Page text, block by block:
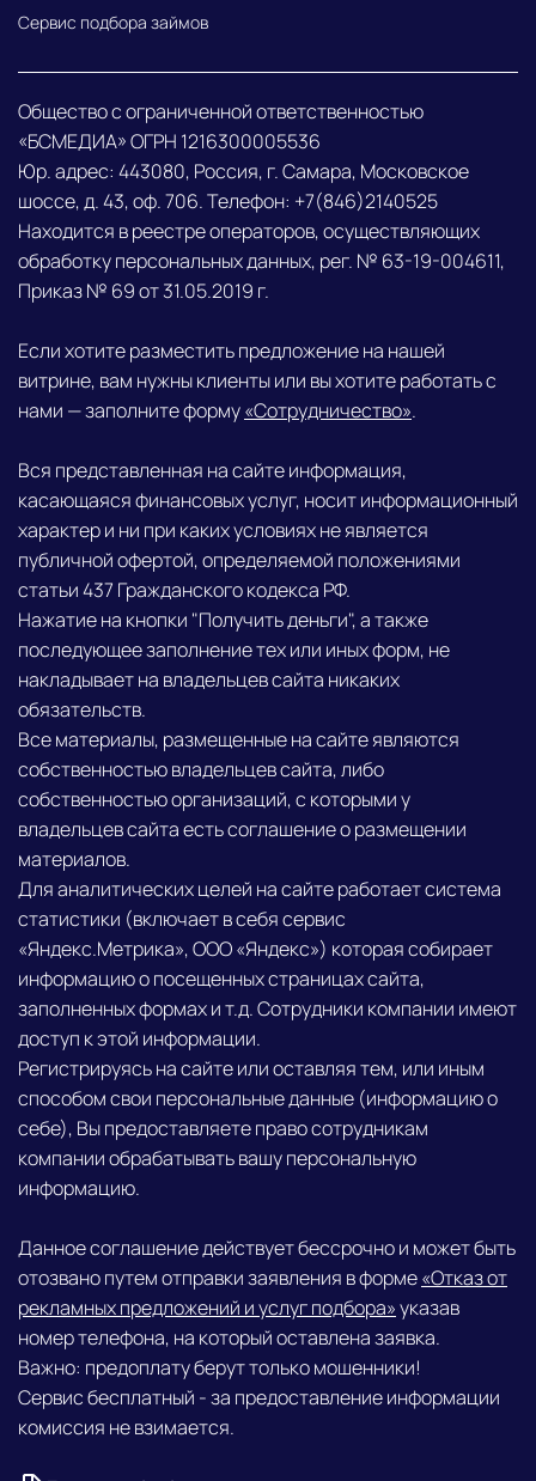
Сервис подбора займов
Общество с ограниченной ответственностью
«БСМЕДИА» ОГРН 1216300005536
Юр. адрес: 443080, Россия, г. Самара, Московское
шоссе, д. 43, оф. 706. Телефон: +7(846)2140525
Находится в реестре операторов, осуществляющих
обработку персональных данных, рег. № 63-19-004611,
Приказ № 69 от 31.05.2019 г.
Если хотите разместить предложение на нашей
витрине, вам нужны клиенты или вы хотите работать с
нами — заполните форму«Сотрудничество».
Вся представленная на сайте информация,
касающаяся финансовых услуг, носит информационный
характер и ни при каких условиях не является
публичной офертой, определяемой положениями
статьи 437 Гражданского кодекса РФ.
Нажатие на кнопки "Получить деньги", а также
последующее заполнение тех или иных форм, не
накладывает на владельцев сайта никаких
обязательств.
Все материалы, размещенные на сайте являются
собственностью владельцев сайта, либо
собственностью организаций, с которыми у
владельцев сайта есть соглашение о размещении
материалов.
Для аналитических целей на сайте работает система
статистики (включает в себя сервис
«Яндекс.Метрика», ООО «Яндекс») которая собирает
информацию о посещенных страницах сайта,
заполненных формах и т.д. Сотрудники компании имеют
доступ к этой информации.
Регистрируясь на сайте или оставляя тем, или иным
способом свои персональные данные (информацию о
себе), Вы предоставляете право сотрудникам
компании обрабатывать вашу персональную
информацию.
Данное соглашение действует бессрочно и может быть
отозвано путем отправки заявления в форме«Отказ от
рекламных предложений и услуг подбора»указав
номер телефона, на который оставлена заявка.
Важно: предоплату берут только мошенники!
Сервис бесплатный - за предоставление информации
комиссия не взимается.